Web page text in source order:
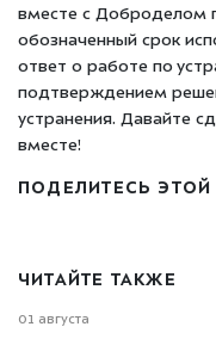
вместе с Доброделом
обозначенный срок
ответ о работе по
подтверждением
устранения. Давайте
вместе!
ПОДЕЛИТЕСЬ
ЧИТАЙТЕ ТАКЖЕ
01 августа